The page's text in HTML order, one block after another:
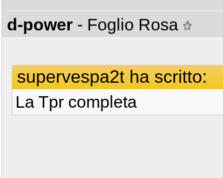
d-power - Foglio Rosa
supervespa2t ha scritto:
La Tpr completa